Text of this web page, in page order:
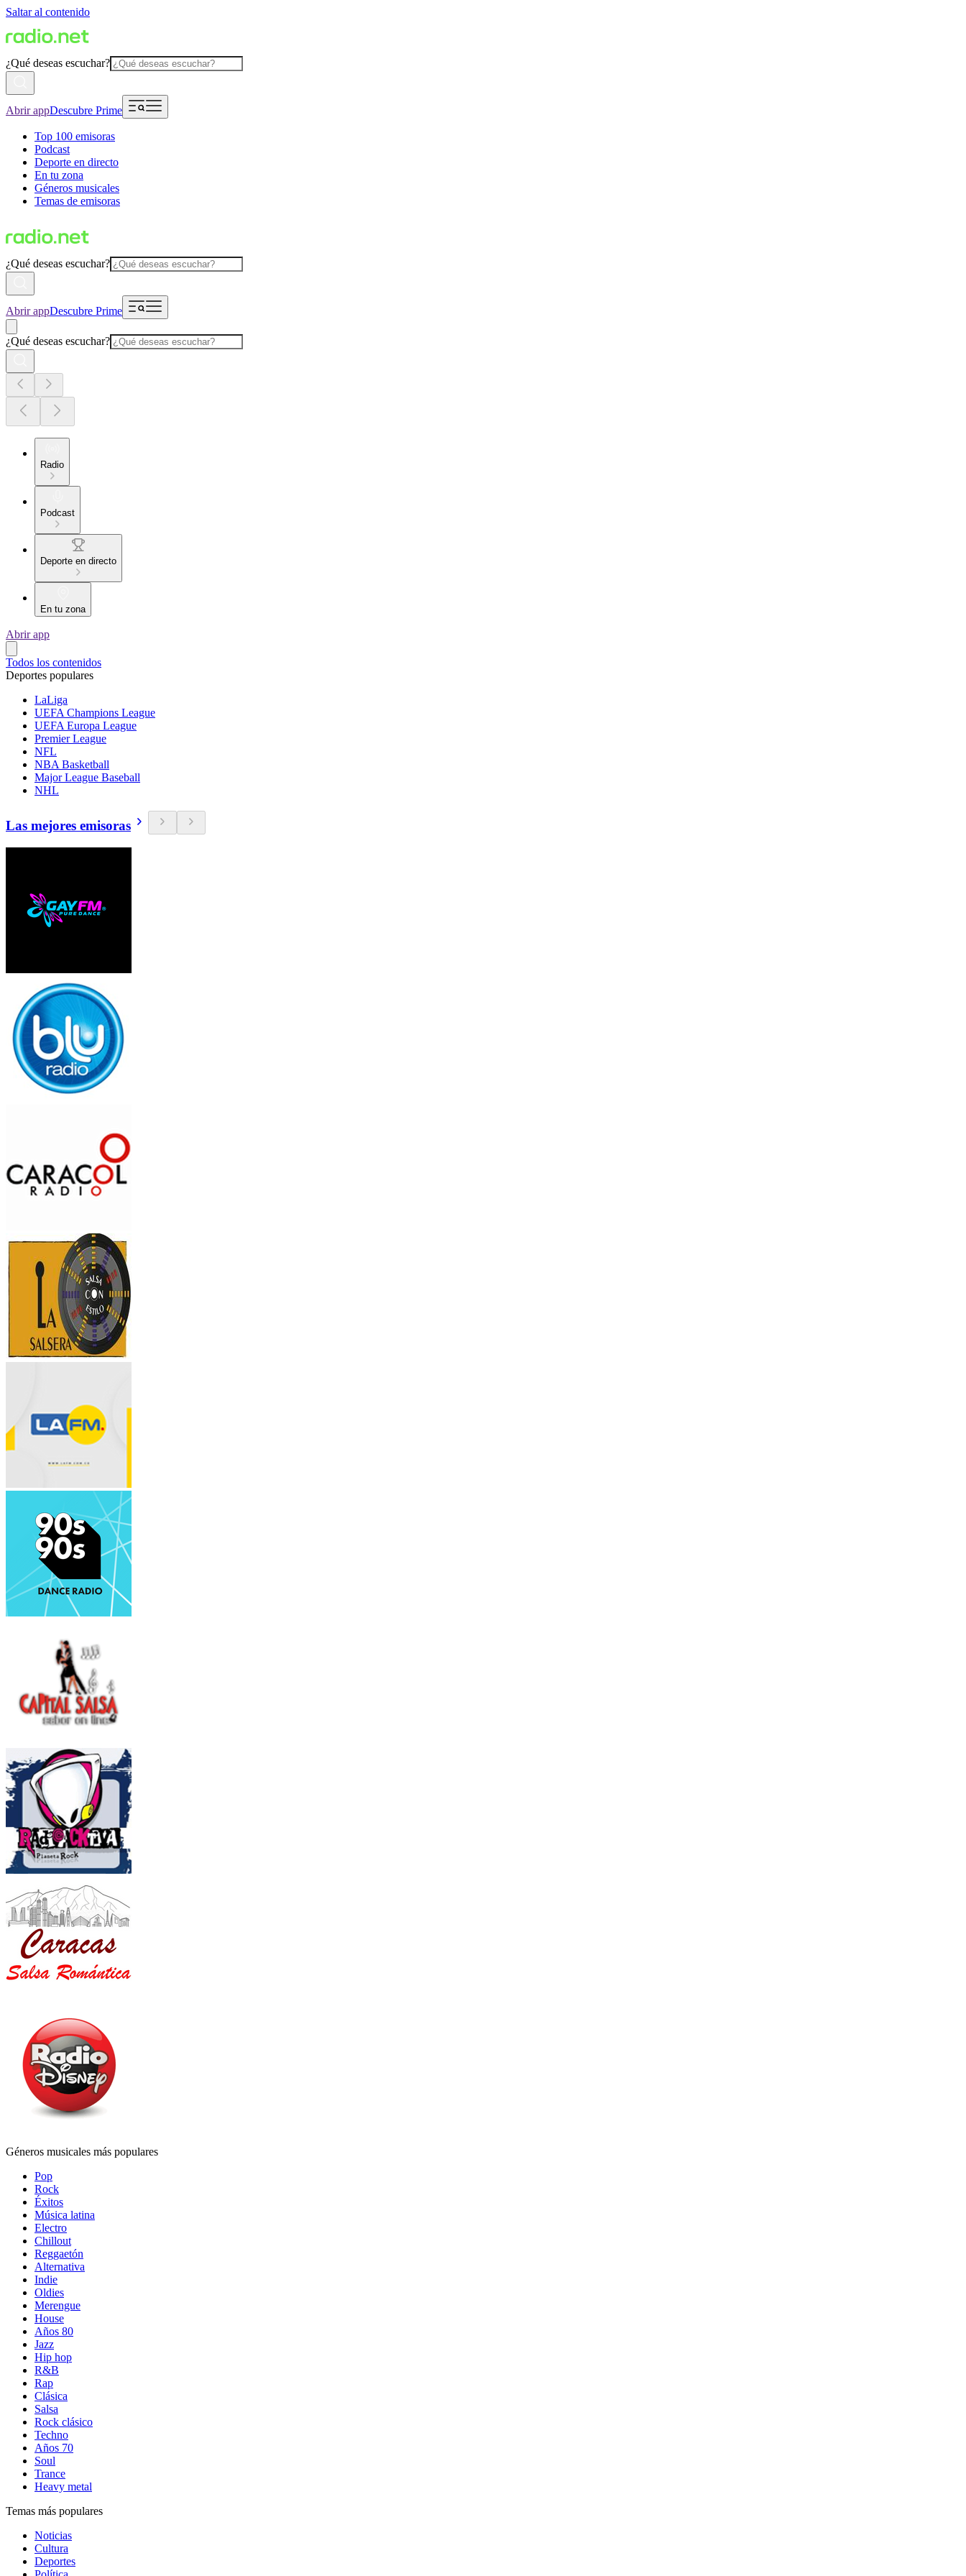
Saltar al contenido
¿Qué deseas escuchar?
Abrir appDescubre Prime
Top 100 emisoras
Podcast
Deporte en directo
En tu zona
Géneros musicales
Temas de emisoras
¿Qué deseas escuchar?
Abrir appDescubre Prime
¿Qué deseas escuchar?
Radio
Podcast
Deporte en directo
En tu zona
Abrir app
Todos los contenidos
Deportes populares
LaLiga
UEFA Champions League
UEFA Europa League
Premier League
NFL
NBA Basketball
Major League Baseball
NHL
Las mejores emisoras
Géneros musicales más populares
Pop
Rock
Éxitos
Música latina
Electro
Chillout
Reggaetón
Alternativa
Indie
Oldies
Merengue
House
Años 80
Jazz
Hip hop
R&B
Rap
Clásica
Salsa
Rock clásico
Techno
Años 70
Soul
Trance
Heavy metal
Temas más populares
Noticias
Cultura
Deportes